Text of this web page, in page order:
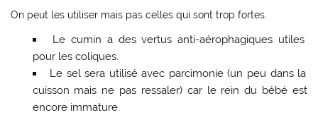
On peut les utiliser mais pas celles qui sont trop fortes.
Le cumin a des vertus anti-aérophagiques utiles
pour les coliques.
Le sel sera utilisé avec parcimonie (un peu dans la
cuisson mais ne pas ressaler) car le rein du bébé est
encore immature.